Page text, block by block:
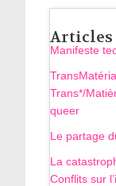
Articles
Manifeste
Trans*/
queer
Le partage
La
Conflits sur